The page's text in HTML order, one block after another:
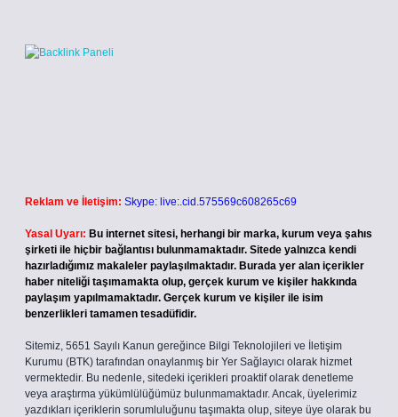
Reklam ve İletişim: Skype: live:.cid.575569c608265c69
Yasal Uyarı: Bu internet sitesi, herhangi bir marka, kurum veya şahıs
şirketi ile hiçbir bağlantısı bulunmamaktadır. Sitede yalnızca kendi
hazırladığımız makaleler paylaşılmaktadır. Burada yer alan içerikler
haber niteliği taşımamakta olup, gerçek kurum ve kişiler hakkında
paylaşım yapılmamaktadır. Gerçek kurum ve kişiler ile isim
benzerlikleri tamamen tesadüfidir.
Sitemiz, 5651 Sayılı Kanun gereğince Bilgi Teknolojileri ve İletişim
Kurumu (BTK) tarafından onaylanmış bir Yer Sağlayıcı olarak hizmet
vermektedir. Bu nedenle, sitedeki içerikleri proaktif olarak denetleme
veya araştırma yükümlülüğümüz bulunmamaktadır. Ancak, üyelerimiz
yazdıkları içeriklerin sorumluluğunu taşımakta olup, siteye üye olarak bu